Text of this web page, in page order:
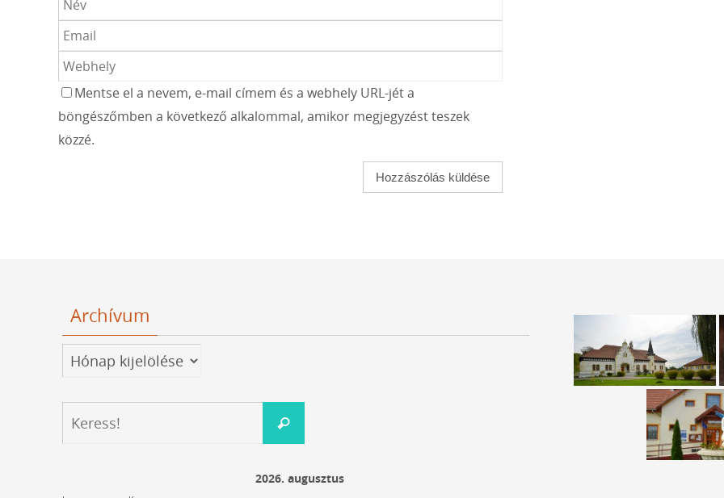
Mentse el a nevem, e-mail címem és a webhely URL-jét a
böngészőmben a következő alkalommal, amikor megjegyzést teszek
közzé.
Archívum
Archívum
Keress!
2026. augusztus